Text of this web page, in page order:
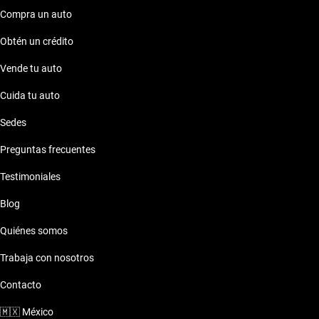
Compra un auto
Obtén un crédito
Vende tu auto
Cuida tu auto
Sedes
Preguntas frecuentes
Testimoniales
Blog
Quiénes somos
Trabaja con nosotros
Contacto
🇲🇽 México